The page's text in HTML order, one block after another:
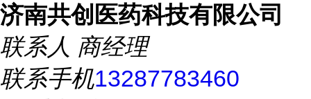
济南共创医药科技有限公司
联系人 商经理
联系手机13287783460